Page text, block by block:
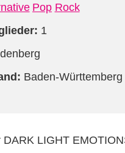
Pop Rock
1
Baden-Württemberg
DARK LIGHT